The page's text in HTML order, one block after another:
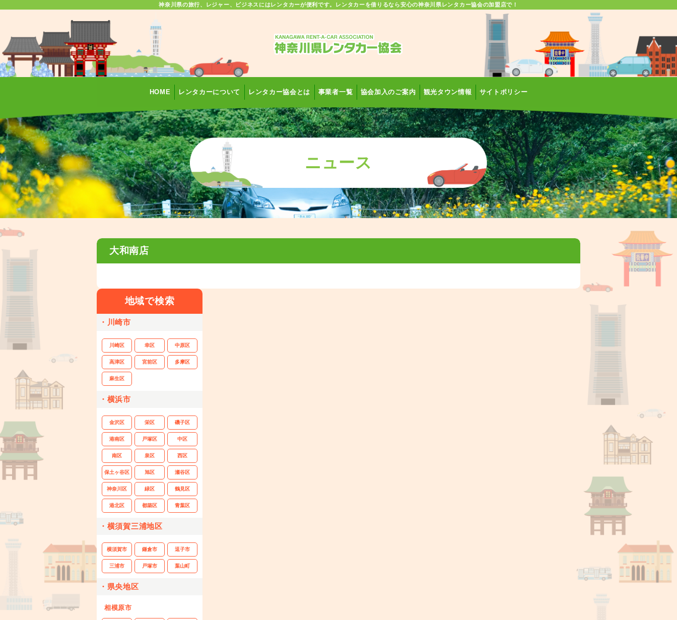
神奈川県の旅行、レジャー、ビジネスにはレンタカーが便利です。レンタカーを借りるなら安心の神奈川県レンタカー協会の加盟店で！
HOME レンタカーについて レンタカー協会とは 事業者一覧 協会加入のご案内 観光タウン情報 サイトポリシー
ニュース
大和南店
地域で検索
・川崎市
川崎区 幸区 中原区
高津区 宮前区 多摩区
麻生区
・横浜市
金沢区 栄区 磯子区
港南区 戸塚区 中区
南区 泉区 西区
保土ヶ谷区 旭区 瀬谷区
神奈川区 緑区 鶴見区
港北区 都築区 青葉区
・横須賀三浦地区
横須賀市 鎌倉市 逗子市
三浦市 戸塚市 葉山町
・県央地区
相模原市